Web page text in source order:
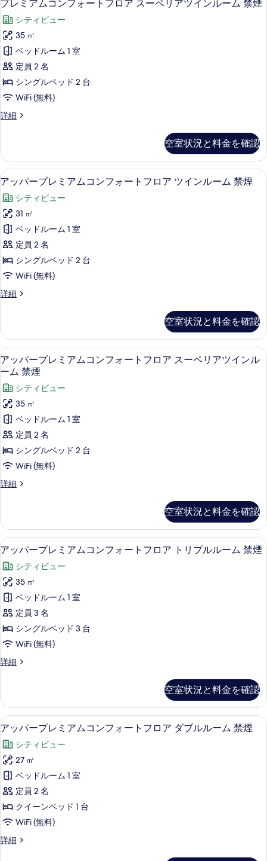
示
す
る
べ
て
の
写
真
を
表
る
詳
細
ア
デ
ラ
ッ
ク
ス
ト
リ
ル
ー
ム
禁
煙
の
す
べ
て
真
を
表
示
す
る
ォ
ー
ト
フ
ロ
ア
デ
ラ
ク
リ
プ
ル
ル
ー
ム
禁
煙
詳
細
レ
ミ
ア
ム
コ
ン
フ
ォ
ト
フ
ロ
ア
ス
ー
ペ
リ
ア
ツ
ル
ー
ム
禁
煙
の
す
べ
て
の
を
表
示
す
る
プレミアムコンフォートフロア スーペリアツインルーム 禁煙
シティビュー
35 ㎡
ベッドルーム 1 室
定員 2 名
シングルベッド 2 台
WiFi (無料)
詳細
プ
ム
コ
ン
ォ
ー
ト
フ
ロ
ア
ス
ー
リ
イ
ン
ル
ー
ム
禁
煙
の
詳
細
空室状況と料金を確認
ア
ッ
パ
ー
プ
レ
ミ
ア
ム
ン
フ
ォ
ー
ト
フ
ロ
ア
ツ
イ
ン
ム
禁
煙
の
す
べ
て
の
写
表
示
す
る
7
アッパープレミアムコンフォートフロア ツインルーム 禁煙
シティビュー
31 ㎡
ベッドルーム 1 室
定員 2 名
シングルベッド 2 台
WiFi (無料)
詳細
ア
プ
レ
ミ
コ
ン
フ
ォ
ー
フ
ロ
ツ
ー
ム
禁
煙
の
詳
細
空室状況と料金を確認
ア
ッ
パ
ー
プ
レ
ミ
ア
ム
フ
ォ
ー
ト
フ
ロ
ア
ス
ー
ペ
ツ
イ
ン
ル
ー
ム
禁
煙
の
7
アッパープレミアムコンフォートフロア スーペリアツインル
ーム 禁煙
シティビュー
35 ㎡
ベッドルーム 1 室
定員 2 名
シングルベッド 2 台
WiFi (無料)
詳細
ア
プ
レ
ミ
ム
コ
ン
フ
ォ
ー
ト
フ
ア
ペ
リ
ア
ツ
イ
ン
ル
ー
禁
煙
の
詳
細
空室状況と料金を確認
ア
ッ
パ
ー
プ
レ
ミ
ア
ム
ン
フ
ォ
ー
ト
フ
ロ
ア
ト
リ
アッパープレミアムコンフォートフ
6
アッパープレミアムコンフォートフロア トリプルルーム 禁煙
シティビュー
35 ㎡
ベッドルーム 1 室
定員 3 名
シングルベッド 3 台
WiFi (無料)
詳細
ア
プ
レ
ミ
ム
コ
ン
フ
ォ
ー
ト
フ
ア
空室状況と料金を確認
ア
ッ
パ
ー
プ
レ
ミ
ア
ム
アッパープレミアムコンフォートフ
7
アッパープレミアムコンフォートフロア ダブルルーム 禁煙
シティビュー
27 ㎡
ベッドルーム 1 室
定員 2 名
クイーンベッド 1 台
WiFi (無料)
詳細
ア